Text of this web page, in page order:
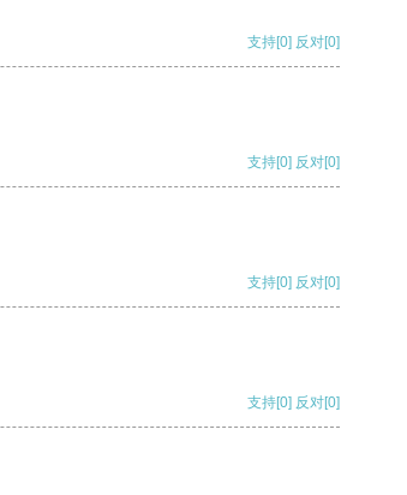
支持[0] 反对[0]
支持[0] 反对[0]
支持[0] 反对[0]
支持[0] 反对[0]